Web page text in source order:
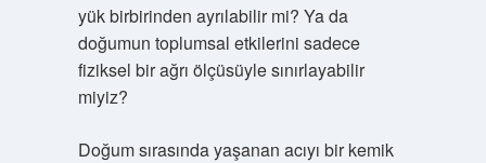
yük birbirinden ayrılabilir mi? Ya da
doğumun toplumsal etkilerini sadece
fiziksel bir ağrı ölçüsüyle sınırlayabilir
miyiz?
Doğum sırasında yaşanan acıyı bir kemik